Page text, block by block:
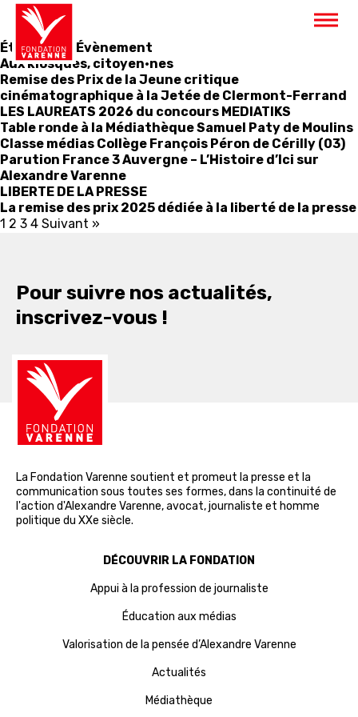
Étiquette : Évènement
Aux kiosques, citoyen·nes
Remise des Prix de la Jeune critique
cinématographique à la Jetée de Clermont-Ferrand
LES LAUREATS 2026 du concours MEDIATIKS
Table ronde à la Médiathèque Samuel Paty de Moulins
Classe médias Collège François Péron de Cérilly (03)
Parution France 3 Auvergne – L’Histoire d’Ici sur
Alexandre Varenne
LIBERTE DE LA PRESSE
La remise des prix 2025 dédiée à la liberté de la presse
1 2 3 4 Suivant »
Pour suivre nos actualités,
inscrivez-vous !
La Fondation Varenne soutient et promeut la presse et la
communication sous toutes ses formes, dans la continuité de
l'action d'Alexandre Varenne, avocat, journaliste et homme
politique du XXe siècle.
DÉCOUVRIR LA FONDATION
Appui à la profession de journaliste
Éducation aux médias
Valorisation de la pensée d’Alexandre Varenne
Actualités
Médiathèque
Panneau de gestion des cookies